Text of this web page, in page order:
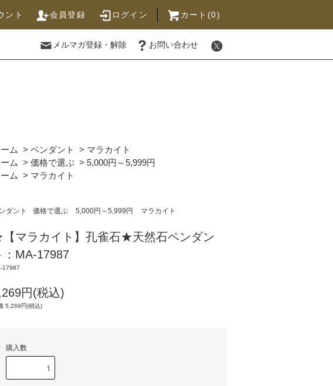
ント 会員登録 ログイン カート(0)
メルマガ登録・解除 お問い合わせ
ム > ペンダント > マラカイト
ム > 価格で選ぶ > 5,000円～5,999円
ム > マラカイト
ダント 価格で選ぶ 5,000円～5,999円 マラカイト
マラカイト】孔雀石★天然石ペンダン
：MA-17987
17987
円(税込)
5,269円(税込)
購入数